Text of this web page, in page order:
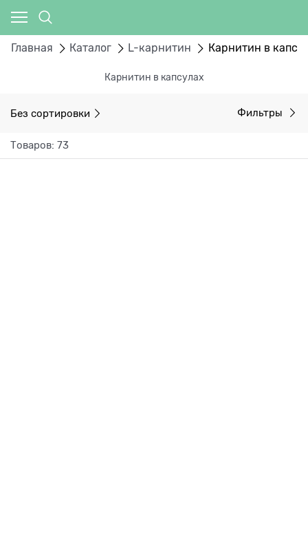
Главная Каталог L-карнитин Карнитин в
Карнитин в капсулах
Без сортировки Фильтры
Товаров: 73